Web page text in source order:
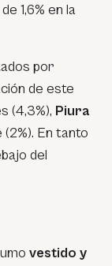
1,6% en la
por
de este
(4,3%), Piura
(2%). En tanto
del
vestido y